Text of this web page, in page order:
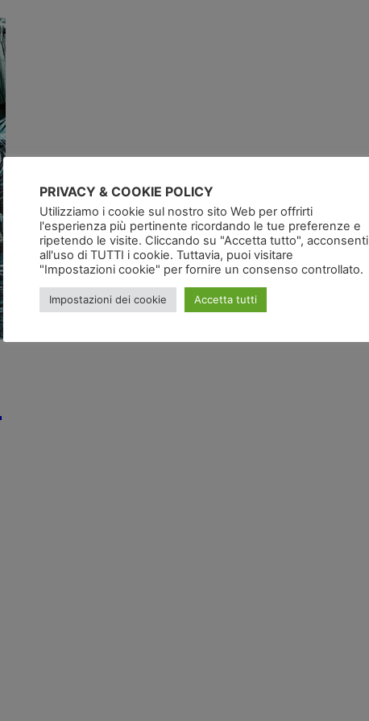
PRIVACY & COOKIE POLICY
Utilizziamo i cookie sul nostro sito Web per offrirti
l'esperienza più pertinente ricordando le tue preferenze e
ripetendo le visite. Cliccando su "Accetta tutto", acconsenti
all'uso di TUTTI i cookie. Tuttavia, puoi visitare
"Impostazioni cookie" per fornire un consenso controllato.
Impostazioni dei cookie Accetta tutti